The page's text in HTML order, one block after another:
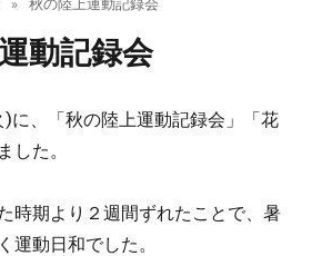
動記録会
、「秋の陸上運動記録会」「花
した。
時期より２週間ずれたことで、暑
運動日和でした。